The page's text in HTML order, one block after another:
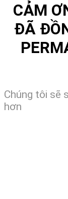
CẢM
ĐÃ
Chúng tôi sẽ
hơn